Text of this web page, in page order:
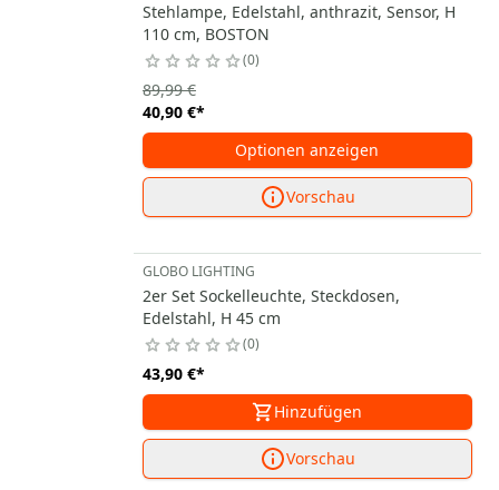
Stehlampe, Edelstahl, anthrazit, Sensor, H
110 cm, BOSTON
0
40,90 €*
89,99 €
Optionen anzeigen
Vorschau
GLOBO LIGHTING
2er Set Sockelleuchte, Steckdosen,
Edelstahl, H 45 cm
0
43,90 €*
Hinzufügen
Vorschau